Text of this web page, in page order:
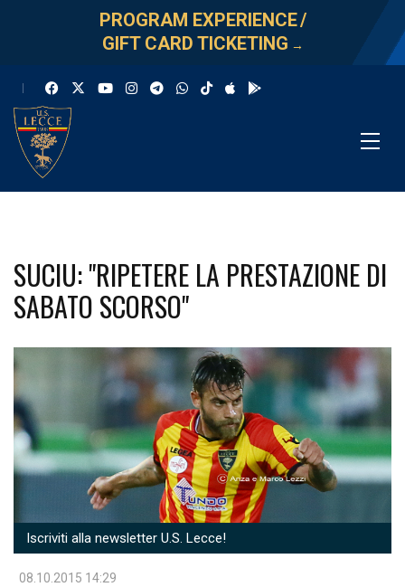
PROGRAM EXPERIENCE/
GIFT CARD TICKETING →
SUCIU: "RIPETERE LA PRESTAZIONE DI
SABATO SCORSO"
Iscriviti alla newsletter U.S. Lecce!
08.10.2015 14:29